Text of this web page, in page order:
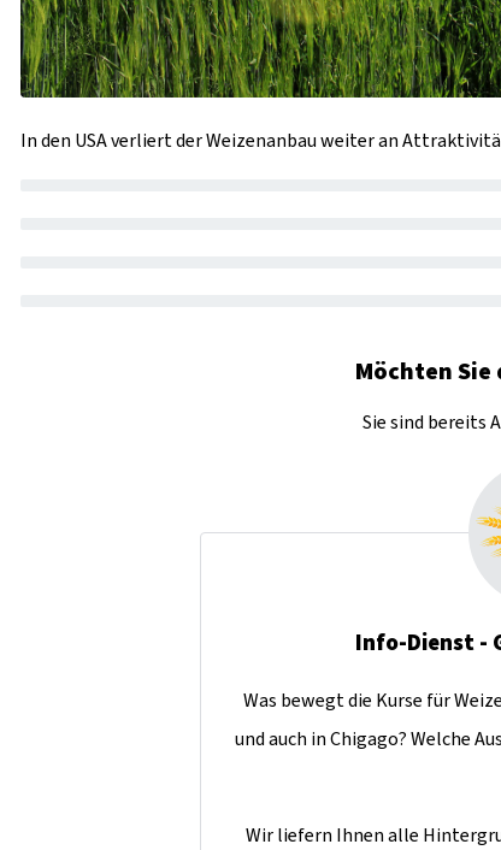
In den USA verliert der Weizenanbau weiter an
Möchten
Sie sind bereits
Info-Dienst -
Was bewegt die Kurse für
und auch in Chigago? Welche
Wir liefern Ihnen alle